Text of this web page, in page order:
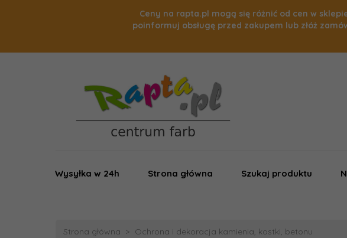
Ceny na rapta.pl mogą się różnić od cen w
poinformuj obsługę przed zakupem lub złóż
Wysyłka w 24h Strona główna Szukaj produktu
Strona główna Ochrona i dekoracja kamienia, kostki, betonu